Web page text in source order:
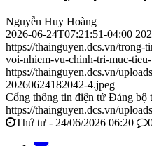
Nguyễn Huy Hoàng
2026-06-24T07:21:51-04:00
https://thainguyen.dcs.vn/
voi-nhiem-vu-chinh-tri-muc-
https://thainguyen.dcs.vn/
20260624182042-4.jpeg
Cổng thông tin điện tử Đảng bộ
https://thainguyen.dcs.vn/
Thứ tư - 24/06/2026 06:20